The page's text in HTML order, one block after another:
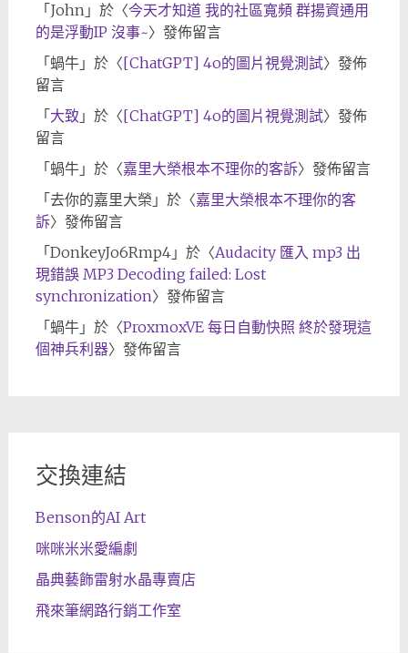
「 John」於〈今天才知道 我的社區寬頻 群揚資通用
的是浮動IP 沒事~〉發佈留言
「 蝸牛」於〈[ChatGPT] 4o的圖片視覺測試〉發佈
留言
「 大致 」於〈[ChatGPT] 4o的圖片視覺測試〉發佈
留言
「 蝸牛」於〈嘉里大榮根本不理你的客訴〉發佈留言
「 去你的嘉里大榮 」於〈嘉里大榮根本不理你的客
訴〉發佈留言
「 DonkeyJo6Rmp4」於〈Audacity 匯入 mp3 出
現錯誤 MP3 Decoding failed: Lost
synchronization〉發佈留言
「 蝸牛」於〈ProxmoxVE 每日自動快照 終於發現這
個神兵利器〉發佈留言
交換連結
Benson的AI Art
咪咪米米愛編劇
晶典藝飾雷射水晶專賣店
飛來筆網路行銷工作室